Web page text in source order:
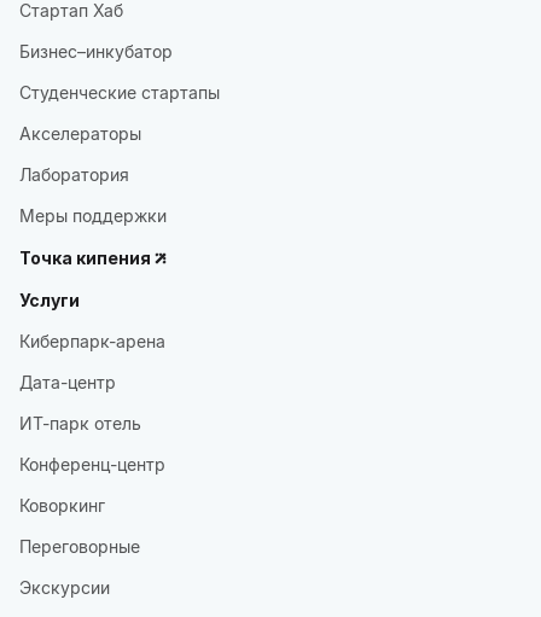
Стартап Хаб
Бизнес–инкубатор
Студенческие стартапы
Акселераторы
Лаборатория
Меры поддержки
Точка кипения
Услуги
Киберпарк-арена
Дата-центр
ИТ-парк отель
Конференц-центр
Коворкинг
Переговорные
Экскурсии